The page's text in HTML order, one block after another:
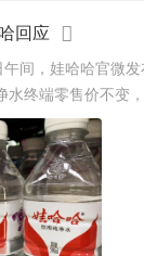
回应
间，娃哈哈官微